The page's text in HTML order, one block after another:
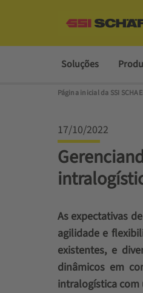
Soluções
17/10/2022
As expectativas
agilidade e
existentes, e
dinâmicos em
intralogística com